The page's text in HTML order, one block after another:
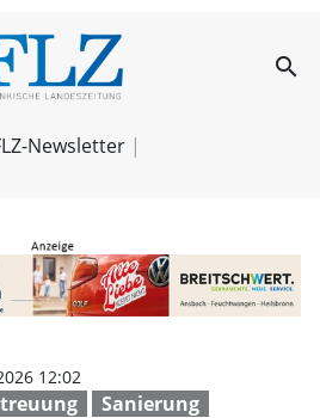
Fehler search
Newsletter
Sanierung
12:02